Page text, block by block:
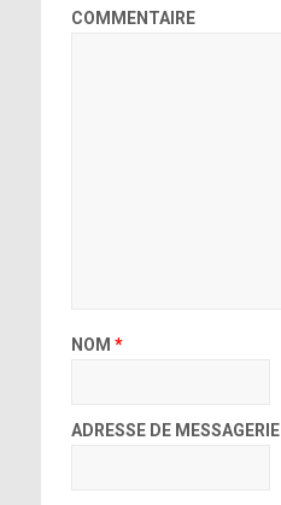
COMMENTAIRE
NOM *
ADRESSE DE MESSAGERIE